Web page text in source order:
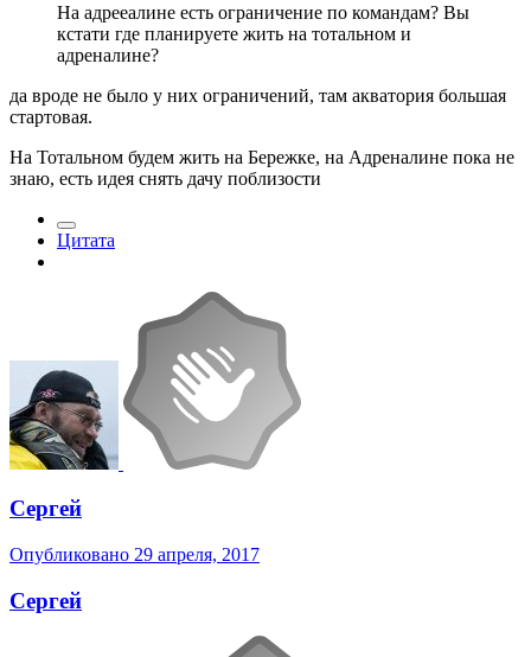
На адрееалине есть ограничение по командам? Вы
кстати где планируете жить на тотальном и
адреналине?
да вроде не было у них ограничений, там акватория большая
стартовая.
На Тотальном будем жить на Бережке, на Адреналине пока не
знаю, есть идея снять дачу поблизости
Цитата
Сергей
Опубликовано 29 апреля, 2017
Сергей